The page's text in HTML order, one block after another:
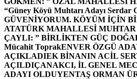
“Güney Köyü Muhtarı Adayı
GÜVENİYORUM. KÖYÜM İÇİN
ATATÜRK MAHALLESİ
ÇAYLI: ” BİRLİKTEN GÜÇ
Mücahit ToprakENVER ÖZGÜ
AÇIKLADIEK BİNANIN ACİL
AÇILDIÇANAKCI, İL GENEL
ADAYI OLDUYENTAŞ ORMAN